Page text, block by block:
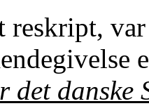
reskript,
det danske